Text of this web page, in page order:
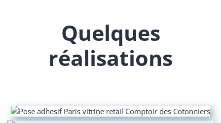
Quelques
réalisations